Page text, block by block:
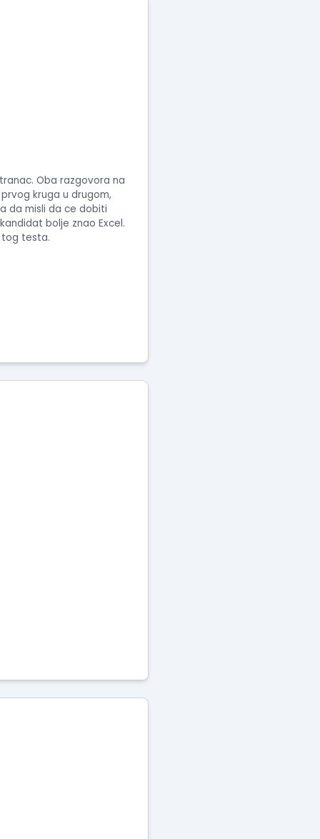
Oba razgovora na
kruga u drugom,
da misli da ce dobiti
bolje znao Excel.
tog testa.